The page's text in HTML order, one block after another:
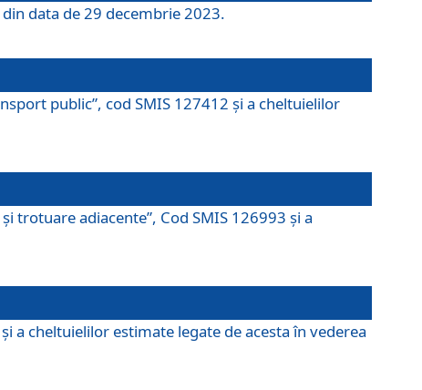
data de 29 decembrie 2023.
public”, cod SMIS 127412 și a cheltuielilor
trotuare adiacente”, Cod SMIS 126993 și a
a cheltuielilor estimate legate de acesta în vederea